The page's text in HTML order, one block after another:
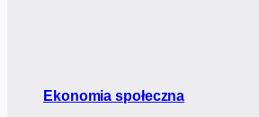
Ekonomia społeczna